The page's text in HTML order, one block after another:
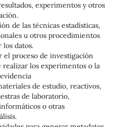
experimentos y otros
de las técnicas estadísticas,
u otros procedimientos
los datos.
el proceso de investigación
los experimentos o la
de estudio, reactivos,
de laboratorio,
o otras